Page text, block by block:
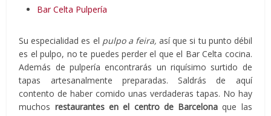
Bar Celta Pulpería
Su especialidad es el pulpo a feira,así que si tu punto débil
es el pulpo, no te puedes perder el que el Bar Celta cocina.
Además de pulpería encontrarás un riquísimo surtido de
tapas artesanalmente preparadas. Saldrás de aquí
contento de haber comido unas verdaderas tapas. No hay
muchos restaurantes en el centro de Barcelona que las